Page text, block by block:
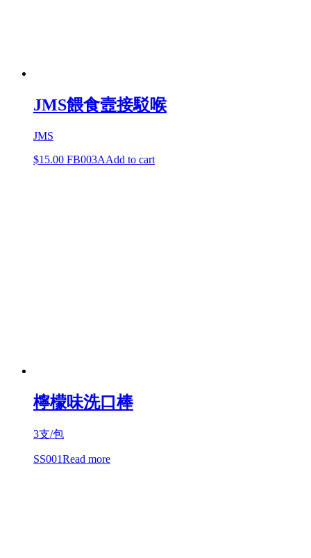
JMS餵食壼接駁喉
JMS
$15.00 FB003AAdd to cart
檸檬味洗口棒
3支/包
SS001Read more